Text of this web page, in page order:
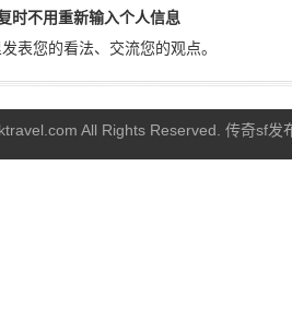
时不用重新输入个人信息
表您的看法、交流您的观点。
All Rights Reserved. 传奇sf发